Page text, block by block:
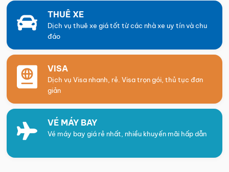
THUÊ XE
Dịch vụ thuê xe giá tốt từ các nhà xe uy tín và chu
đáo
VISA
Dịch vụ Visa nhanh, rẻ. Visa trọn gói, thủ tục đơn
giản
VÉ MÁY BAY
Vé máy bay giá rẻ nhất, nhiều khuyến mãi hấp dẫn